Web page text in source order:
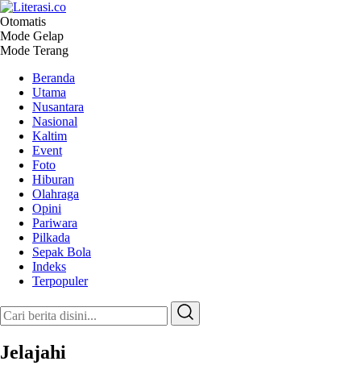
Literasi.co
Pilar Informasi
Otomatis
Mode Gelap
Mode Terang
Beranda
Utama
Nusantara
Nasional
Kaltim
Event
Foto
Hiburan
Olahraga
Opini
Pariwara
Pilkada
Sepak Bola
Indeks
Terpopuler
Jelajahi